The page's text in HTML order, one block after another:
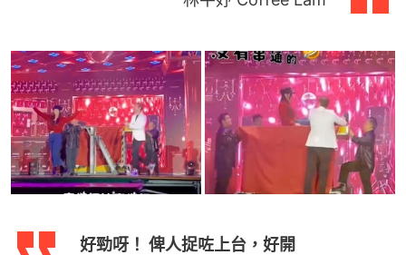
好勁呀！ 俾人捉咗上台，好開